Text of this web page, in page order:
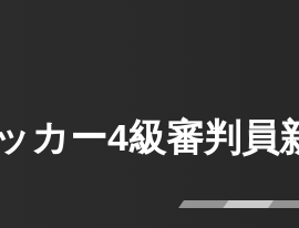
カー4級審判員